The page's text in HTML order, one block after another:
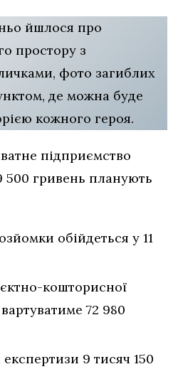
йшлося про
простору з
фото загиблих
де можна буде
кожного героя.
підприємство
гривень планують
обійдеться у 11
кошторисної
72 980
9 тисяч 150